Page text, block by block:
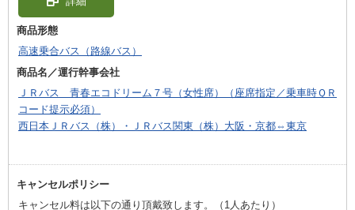
商品形態
高速乗合バス（路線バス）
商品名／運行幹事会社
ＪＲバス 青春エコドリーム７号（女性席）（座席指定／乗車時ＱＲ
コード提示必須）
西日本ＪＲバス（株）・ＪＲバス関東（株）大阪・京都⇔東京
キャンセルポリシー
キャンセル料は以下の通り頂戴致します。（1人あたり）